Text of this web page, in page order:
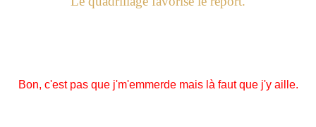
Bon, c'est pas que j'm'emmerde mais là faut que j'y aille.